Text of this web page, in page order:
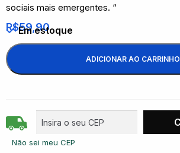
sociais mais emergentes. “
R$59,90
Em estoque
ADICIONAR AO CARRINHO
Não sei meu CEP